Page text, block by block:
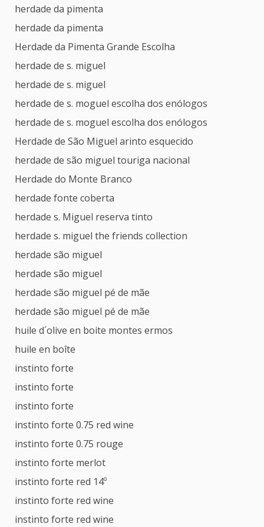
herdade da pimenta
herdade da pimenta
Herdade da Pimenta Grande Escolha
herdade de s. miguel
herdade de s. miguel
herdade de s. moguel escolha dos enólogos
herdade de s. moguel escolha dos enólogos
Herdade de São Miguel arinto esquecido
herdade de são miguel touriga nacional
Herdade do Monte Branco
herdade fonte coberta
herdade s. Miguel reserva tinto
herdade s. miguel the friends collection
herdade são miguel
herdade são miguel
herdade são miguel pé de mãe
herdade são miguel pé de mãe
huile d´olive en boite montes ermos
huile en boîte
instinto forte
instinto forte
instinto forte
instinto forte 0.75 red wine
instinto forte 0.75 rouge
instinto forte merlot
instinto forte red 14º
instinto forte red wine
instinto forte red wine